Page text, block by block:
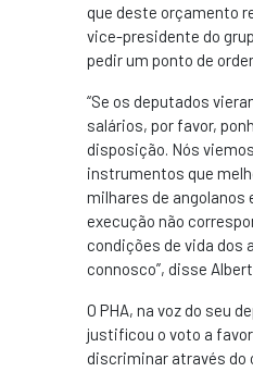
que deste orçamento
vice-presidente do
pedir um ponto de
“Se os deputados
salários, por favor,
disposição. Nós
instrumentos que
milhares de angolanos
execução não
condições de vida dos
connosco”, disse
O PHA, na voz do seu
justificou o voto a
discriminar através